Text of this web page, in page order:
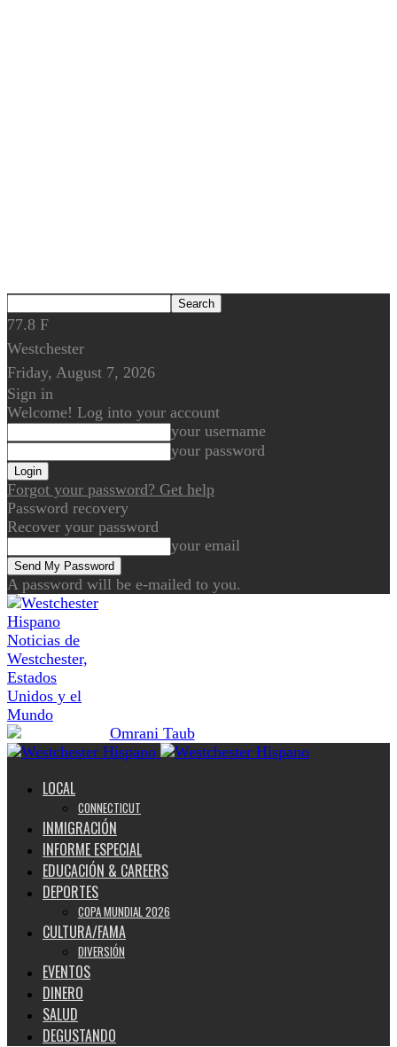
77.8 F
Westchester
Friday, August 7, 2026
Sign in
Welcome! Log into your account
your username
your password
Forgot your password? Get help
Password recovery
Recover your password
your email
A password will be e-mailed to you.
Noticias de
Westchester,
Estados
Unidos y el
Mundo
LOCAL
CONNECTICUT
INMIGRACIÓN
INFORME ESPECIAL
EDUCACIÓN & CAREERS
DEPORTES
COPA MUNDIAL 2026
CULTURA/FAMA
DIVERSIÓN
EVENTOS
DINERO
SALUD
DEGUSTANDO